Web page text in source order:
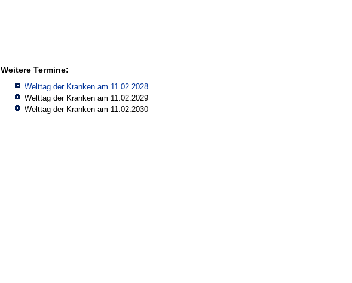
Weitere Termine:
Welttag der Kranken am 11.02.2028
Welttag der Kranken am 11.02.2029
Welttag der Kranken am 11.02.2030